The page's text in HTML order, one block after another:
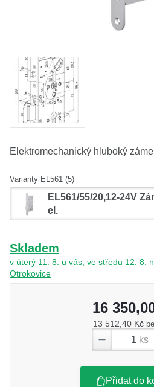
Elektromechanický hluboký
Varianty EL561 (5)
EL561/55/20,12-24V
el.
Skladem
v úterý 11. 8. u vás, ve středu 12. 8.
Otrokovice
16
13 512,40 Kč
ks
Přidat do